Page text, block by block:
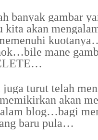
banyak gambar
kita akan
mane
juga turut telah
akan
blog…bagi
baru pula…